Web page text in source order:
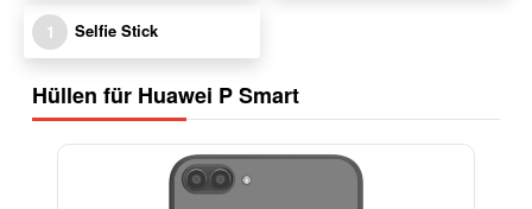
1 Selfie Stick
Hüllen für Huawei P Smart